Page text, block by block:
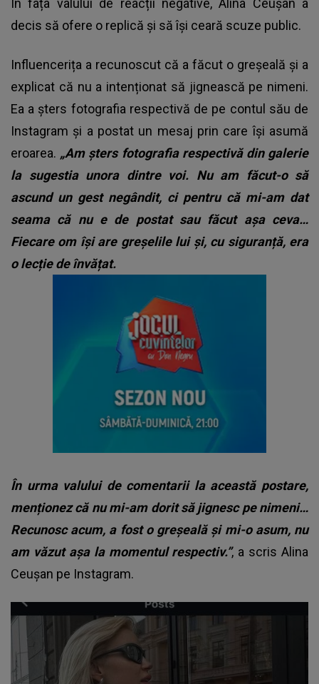
În fața valului de reacții negative, Alina Ceușan a
decis să ofere o replică și să își ceară scuze public.
Influencerița a recunoscut că a făcut o greșeală și a
explicat că nu a intenționat să jignească pe nimeni.
Ea a șters fotografia respectivă de pe contul său de
Instagram și a postat un mesaj prin care își asumă
eroarea. „Am șters fotografia respectivă din galerie
la sugestia unora dintre voi. Nu am făcut-o să
ascund un gest negândit, ci pentru că mi-am dat
seama că nu e de postat sau făcut așa ceva…
Fiecare om își are greșelile lui și, cu siguranță, era
o lecție de învățat.
În urma valului de comentarii la această postare,
menționez că nu mi-am dorit să jignesc pe nimeni…
Recunosc acum, a fost o greșeală și mi-o asum, nu
am văzut așa la momentul respectiv.”, a scris Alina
Ceușan pe Instagram.